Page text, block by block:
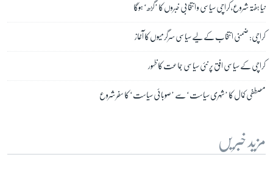
نیا ہفتہ شروع، کراچی سیاسی و انتخابی خبروں کا ’گڑھ‘ ہوگا
کراچی: ضمنی انتخاب کے لیے سیاسی سرگرمیوں کا آغاز
کراچی کے سیاسی افق پر نئی سیاسی جماعت کا ظہور
مصطفی کمال کا ’شہری سیاست‘ سے ’صوبائی سیاست‘ کا سفر شروع
مزید خبریں